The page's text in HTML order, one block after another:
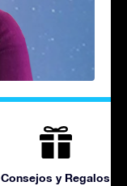
Consejos y Regalos